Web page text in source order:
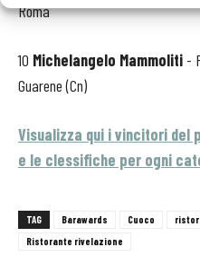
Roma
10 Michelangelo Mammoliti -
Guarene (Cn)
Visualizza qui i vincitori del
e le clessifiche per ogni
TAG Barawards Cuoco
Ristorante rivelazione